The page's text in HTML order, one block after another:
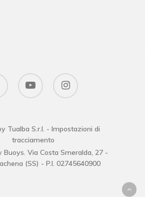
youtube instagram
Tualba S.r.l. - Impostazioni di
tracciamento
Via Costa Smeralda, 27 -
(SS) - P.I. 02745640900